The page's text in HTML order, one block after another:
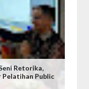
Retorika,
Pelatihan Public